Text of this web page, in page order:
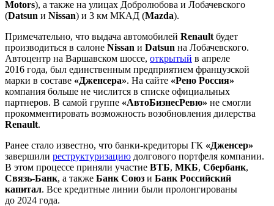
Motors), а также на улицах Добролюбова и Лобачевского
(Datsun и Nissan) и 3 км МКАД (Mazda).
Примечательно, что выдача автомобилей Renault будет
производиться в салоне Nissan и Datsun на Лобачевского.
Автоцентр на Варшавском шоссе, открытый в апреле
2016 года, был единственным предприятием французской
марки в составе «Дженсера». На сайте «Рено Россия»
компания больше не числится в списке официальных
партнеров. В самой группе «АвтоБизнесРевю» не смогли
прокомментировать возможность возобновления дилерства
Renault.
Ранее стало известно, что банки-кредиторы ГК «Дженсер»
завершили реструктуризацию долгового портфеля компании.
В этом процессе приняли участие ВТБ, МКБ, Сбербанк,
Связь-Банк, а также Банк Союз и Банк Российский
капитал. Все кредитные линии были пролонгированы
до 2024 года.